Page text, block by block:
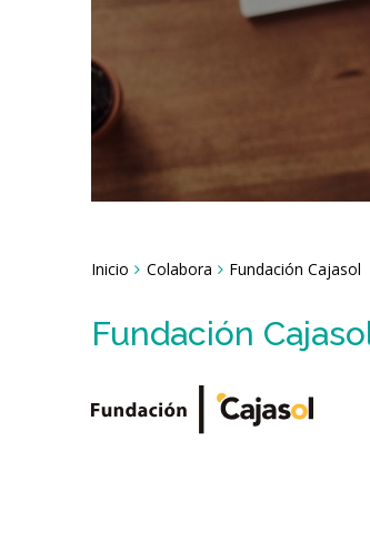
Breadcrumbs
You
Inicio Colabora Fundación Cajasol
Fundación